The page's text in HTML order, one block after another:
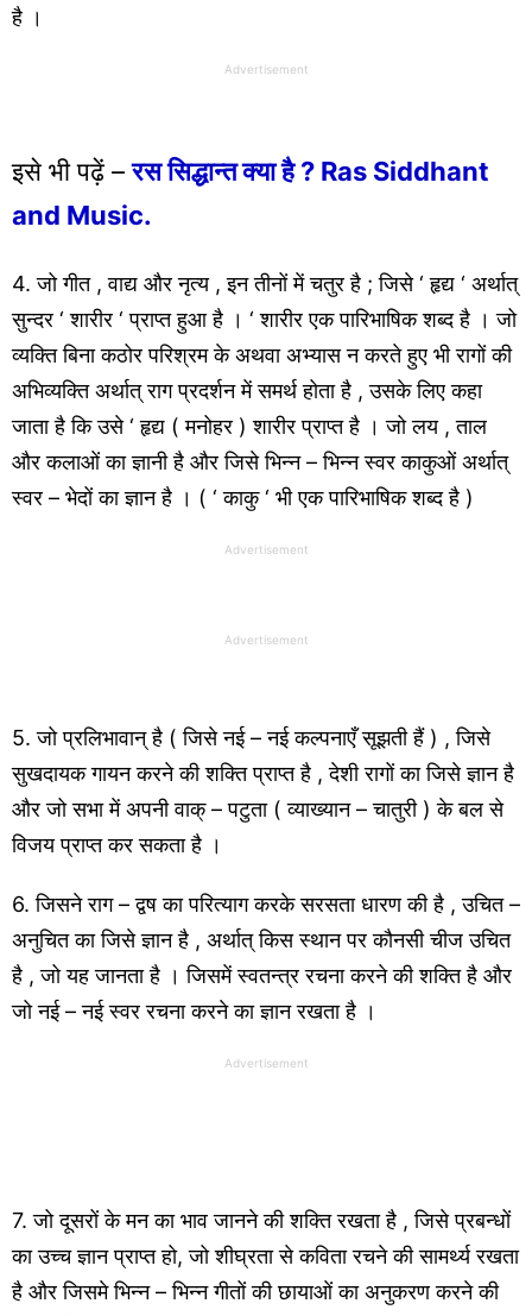
है ।
Advertisement
इसे भी पढ़ें –रस सिद्धान्त क्या है ? Ras Siddhant
and Music.
4. जो गीत , वाद्य और नृत्य , इन तीनों में चतुर है ; जिसे ‘ हृद्य ‘ अर्थात्
सुन्दर ‘ शारीर ‘ प्राप्त हुआ है । ‘ शारीर एक पारिभाषिक शब्द है । जो
व्यक्ति बिना कठोर परिश्रम के अथवा अभ्यास न करते हुए भी रागों की
अभिव्यक्ति अर्थात् राग प्रदर्शन में समर्थ होता है , उसके लिए कहा
जाता है कि उसे ‘ हृद्य ( मनोहर ) शारीर प्राप्त है । जो लय , ताल
और कलाओं का ज्ञानी है और जिसे भिन्न – भिन्न स्वर काकुओं अर्थात्
स्वर – भेदों का ज्ञान है । ( ‘ काकु ‘ भी एक पारिभाषिक शब्द है )
Advertisement
Advertisement
5. जो प्रलिभावान् है ( जिसे नई – नई कल्पनाएँ सूझती हैं ) , जिसे
सुखदायक गायन करने की शक्ति प्राप्त है , देशी रागों का जिसे ज्ञान है
और जो सभा में अपनी वाक् – पटुता ( व्याख्यान – चातुरी ) के बल से
विजय प्राप्त कर सकता है ।
6. जिसने राग – द्वष का परित्याग करके सरसता धारण की है , उचित –
अनुचित का जिसे ज्ञान है , अर्थात् किस स्थान पर कौनसी चीज उचित
है , जो यह जानता है । जिसमें स्वतन्त्र रचना करने की शक्ति है और
जो नई – नई स्वर रचना करने का ज्ञान रखता है ।
Advertisement
7. जो दूसरों के मन का भाव जानने की शक्ति रखता है , जिसे प्रबन्धों
का उच्च ज्ञान प्राप्त हो, जो शीघ्रता से कविता रचने की सामर्थ्य रखता
है और जिसमे भिन्न – भिन्न गीतों की छायाओं का अनुकरण करने की